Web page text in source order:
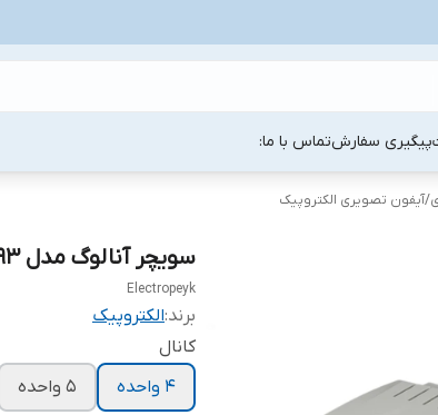
پیگیری سفارشتماس با ما:
/آیفون تصویری الکتروپیک
سویچر آنالوگ مدل ۴۹۳ الکتروپیک
Electropeyk
برند:الکتروپیک
کانال
۴ واحده
۵ واحده